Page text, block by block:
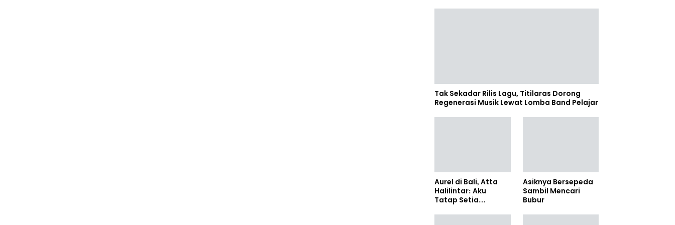
Tak Sekadar Rilis Lagu, Titilaras Dorong
Regenerasi Musik Lewat Lomba Band Pelajar
Aurel di Bali, Atta
Halilintar: Aku
Tatap Setia
Asiknya Bersepeda
Sambil Mencari
Bubur